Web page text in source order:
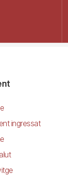
ingressat